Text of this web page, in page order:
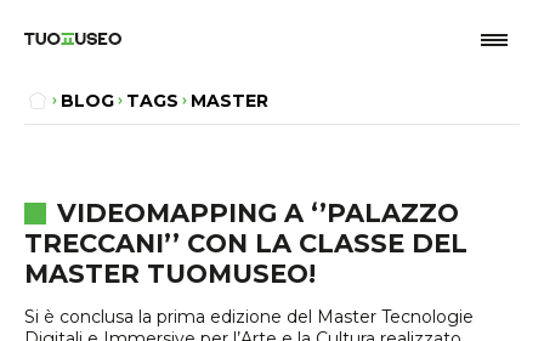
BLOG TAGS MASTER
VIDEOMAPPING A ‘’PALAZZO
TRECCANI’’ CON LA CLASSE DEL
MASTER TUOMUSEO!
Si è conclusa la prima edizione del Master Tecnologie